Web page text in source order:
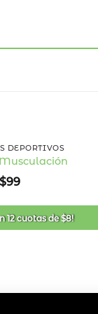
de
deseos
DEPORTIVOS
$99
12 cuotasde$8!